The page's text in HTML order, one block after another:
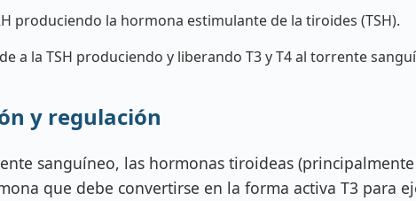
produciendo la hormona estimulante de la tiroides (TSH).
a la TSH produciendo y liberando T3 y T4 al torrente
y regulación
sanguíneo, las hormonas tiroideas
que debe convertirse en la forma activa T3 para